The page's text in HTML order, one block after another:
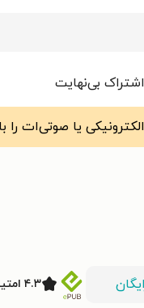
اشتراک بی‌نهایت
۴.۳ امتیاز